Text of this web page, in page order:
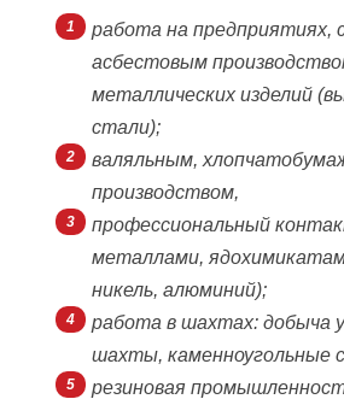
работа на предприятиях,
асбестовым
металлических изделий
стали);
валяльным,
производством,
профессиональный
металлами,
никель, алюминий);
работа в шахтах: добыча
шахты, каменноугольные
резиновая